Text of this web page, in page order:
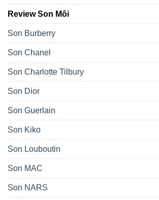
Review Son Môi
Son Burberry
Son Chanel
Son Charlotte Tilbury
Son Dior
Son Guerlain
Son Kiko
Son Louboutin
Son MAC
Son NARS